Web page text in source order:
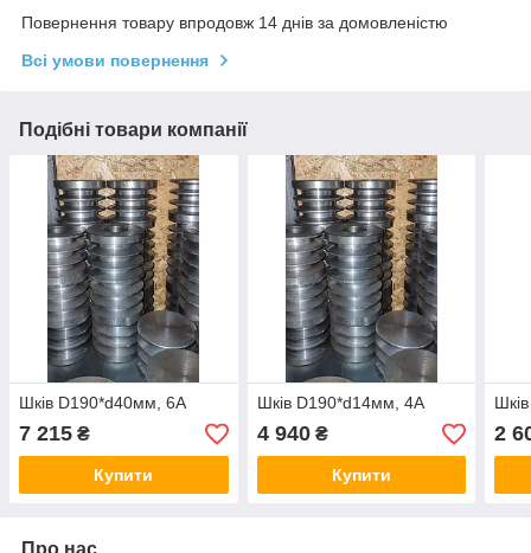
Повернення товару впродовж 14 днів за домовленістю
Всі умови повернення
Подібні товари компанії
Шків D190*d40мм, 6А
7 215 ₴
Купити
Шків D190*d14мм, 4А
4 940₴
Купити
2